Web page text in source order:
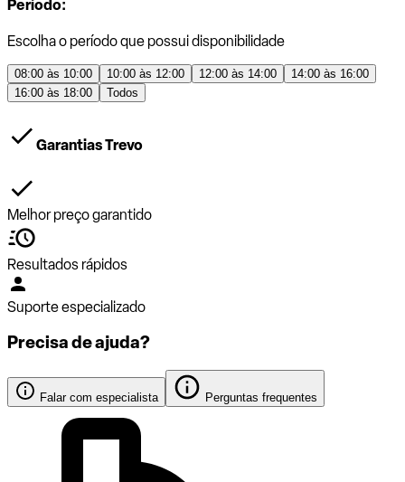
Período:
Escolha o período que possui disponibilidade
08:00 às 10:00 10:00 às 12:00 12:00 às 14:00
14:00 às 16:00
16:00 às 18:00
Todos
Garantias Trevo
Melhor preço garantido
Resultados rápidos
Suporte especializado
Precisa de ajuda?
Falar com especialista Perguntas frequentes